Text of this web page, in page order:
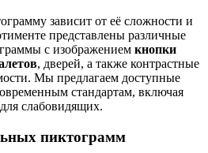
зависит от её сложности и
представлены различные
с изображением кнопки
, дверей, а также контрастные
Мы предлагаем доступные
стандартам, включая
для слабовидящих.
пиктограмм